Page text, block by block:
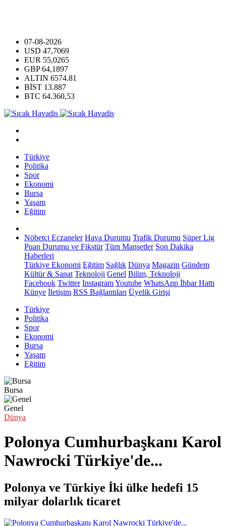
07-08-2026
USD 47,7069
EUR 55,0265
GBP64,1897
ALTIN 6574.81
BİST 13.887
BTC 64.360,53
Türkiye
Politika
Spor
Ekonomi
Bursa
Yaşam
Eğitim
Nöbetçi Eczaneler Hava Durumu Trafik Durumu Süper Lig
Puan Durumu ve Fikstür Tüm Manşetler Son Dakika
Haberleri
Türkiye Ekonomi Eğitim Sağlık Dünya Magazin Gündem
Kültür & Sanat Teknoloji Genel Bilim, Teknoloji
Facebook Twitter InstagramYoutube WhatsApp İhbar Hattı
Künye İletişim RSS Bağlantıları Üyelik Girişi
Türkiye
Politika
Spor
Ekonomi
Bursa
Yaşam
Eğitim
Bursa
Genel
Dünya
Polonya Cumhurbaşkanı Karol
Nawrocki Türkiye'de...
Polonya ve Türkiye İki ülke hedefi 15
milyar dolarlık ticaret